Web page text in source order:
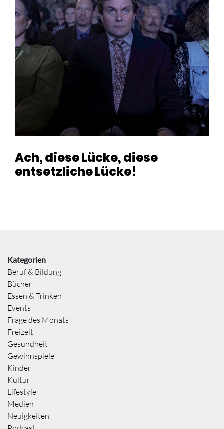
Ach, diese Lücke, diese
entsetzliche Lücke!
Kategorien
Beruf & Bildung
Bücher
Essen & Trinken
Events
Frage des Monats
Freizeit
Gesundheit
Gewinnspiele
Kinder
Kultur
Lifestyle
Medien
Neuigkeiten